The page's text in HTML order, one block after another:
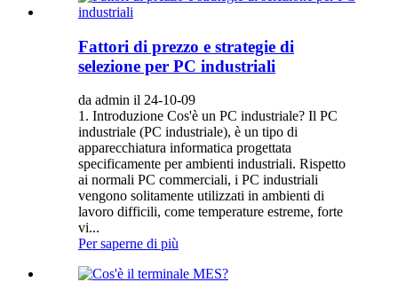
Fattori di prezzo e strategie di
selezione per PC industriali
da admin il 24-10-09
1. Introduzione Cos'è un PC industriale? Il PC
industriale (PC industriale), è un tipo di
apparecchiatura informatica progettata
specificamente per ambienti industriali. Rispetto
ai normali PC commerciali, i PC industriali
vengono solitamente utilizzati in ambienti di
lavoro difficili, come temperature estreme, forte
vi...
Per saperne di più